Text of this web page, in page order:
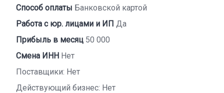
Способ оплаты Банковской картой
Работа с юр. лицами и ИП Да
Прибыль в месяц 50 000
Смена ИНН Нет
Поставщики: Нет
Действующий бизнес: Нет